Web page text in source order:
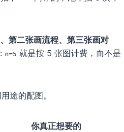
第二张画流程、第三张画对
: n=5 就是按 5 张图计费，而不是
途的配图。
你真正想要的